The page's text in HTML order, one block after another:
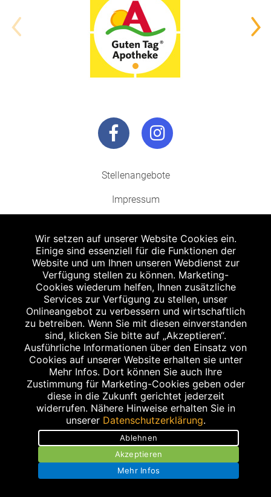
Stellenangebote
Impressum
Barrierefreiheit
AGB
Kontakt
Bildnachweis
Abgabe in haushaltsüblichen Mengen, solange der Vorrat reicht. Für Druck-
und Satzfehler keine Haftung.
Zu Risiken und Nebenwirkungen lesen Sie die Packungsbeilage und fragen
Sie Ihren Arzt oder Apotheker.
Angabe nach der deutschen Arzneimitteltaxe Apothekenerstattungspreis
(AEP). Der AEP ist keine unverbindliche Preisempfehlung der Hersteller. Der
AEP ist ein von den Apotheken in Ansatz gebrachter Preis für rezeptfreie
Arzneimittel. Er entspricht in der Höhe dem für Apotheken verbindlichen
Abgabepreis, zu dem eine Apotheke in bestimmten Fällen (z.B. bei Kindern
Wir setzen auf unserer Website Cookies ein.
Einige sind essenziell für die Funktionen der
Website und um Ihnen unseren Webdienst zur
Verfügung stellen zu können. Marketing-
Cookies wiederum helfen, Ihnen zusätzliche
Services zur Verfügung zu stellen, unser
Onlineangebot zu verbessern und wirtschaftlich
zu betreiben. Wenn Sie mit diesen einverstanden
sind, klicken Sie bitte auf „Akzeptieren“.
Ausführliche Informationen über den Einsatz von
Cookies auf unserer Website erhalten sie unter
Mehr Infos. Dort können Sie auch Ihre
Zustimmung für Marketing-Cookies geben oder
diese in die Zukunft gerichtet jederzeit
widerrufen. Nähere Hinweise erhalten Sie in
unserer Datenschutzerklärung.
Ablehnen
Akzeptieren
Mehr Infos